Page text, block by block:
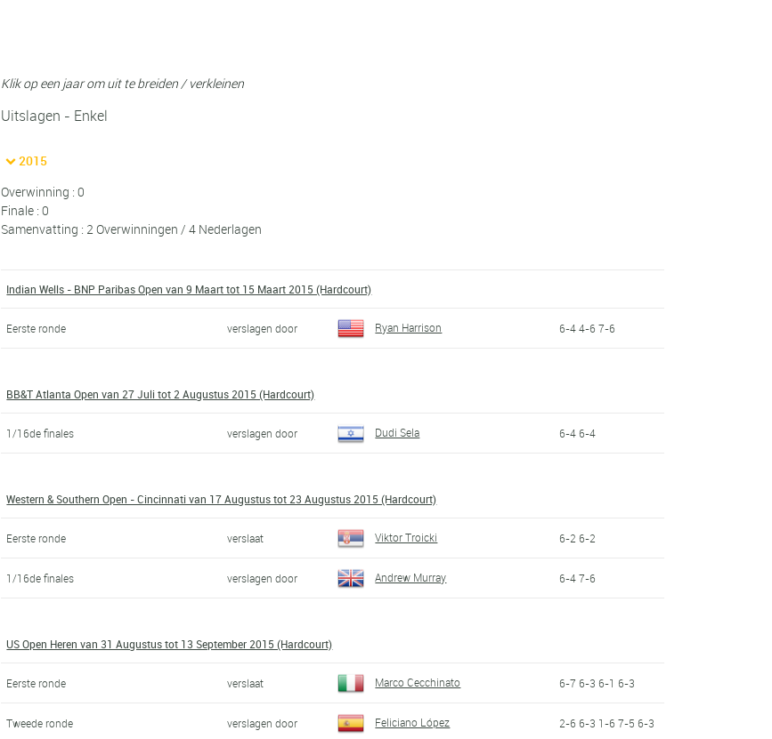
Klik op een jaar om uit te breiden / verkleinen
Uitslagen - Enkel
2015
Overwinning : 0
Finale : 0
Samenvatting : 2 Overwinningen / 4 Nederlagen
Indian Wells - BNP Paribas Open van 9 Maart tot 15 Maart 2015 (Hardcourt)
Eerste ronde verslagen door Ryan Harrison 6-4 4-6 7-6
BB&T Atlanta Open van 27 Juli tot 2 Augustus 2015 (Hardcourt)
1/16de finales verslagen door Dudi Sela 6-4 6-4
Western & Southern Open - Cincinnati van 17 Augustus tot 23 Augustus 2015 (Hardcourt)
Eerste ronde verslaat Viktor Troicki 6-2 6-2
1/16de finales verslagen door Andrew Murray 6-4 7-6
US Open Heren van 31 Augustus tot 13 September 2015 (Hardcourt)
Eerste ronde verslaat Marco Cecchinato 6-7 6-3 6-1 6-3
Tweede ronde verslagen door Feliciano López 2-6 6-3 1-6 7-5 6-3